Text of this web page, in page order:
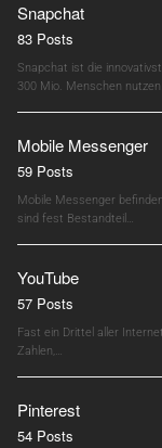
Snapchat
83 Posts
Snapchat ist die
300 Mio. Menschen
Mobile Messenger
59 Posts
Mobile Messenger
sind fest Bestandteil…
YouTube
57 Posts
Fast ein Drittel aller
Zahlen,…
Pinterest
54 Posts